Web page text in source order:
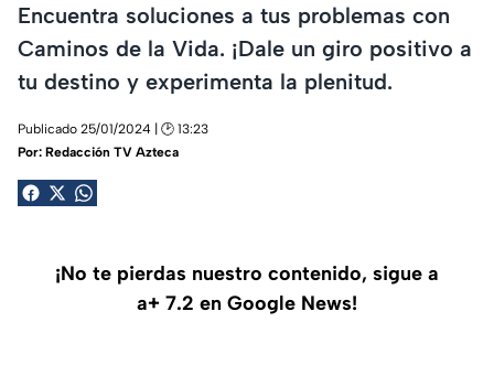
Encuentra soluciones a tus problemas con
Caminos de la Vida. ¡Dale un giro positivo a
tu destino y experimenta la plenitud.
Publicado 25/01/2024 | 🕑 13:23
Por: Redacción TV Azteca
¡No te pierdas nuestro contenido, sigue a
a+ 7.2 en Google News!